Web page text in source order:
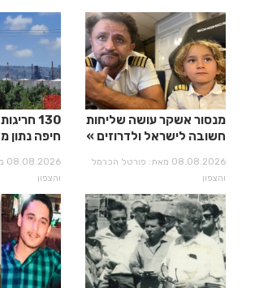
מנסור אשקר עושה שליחות
חשובה לישראל ולדרוזים
08.08.2026 מאת: פורטל הכרמל
והצפון
130
חיפה נתון
והצפון